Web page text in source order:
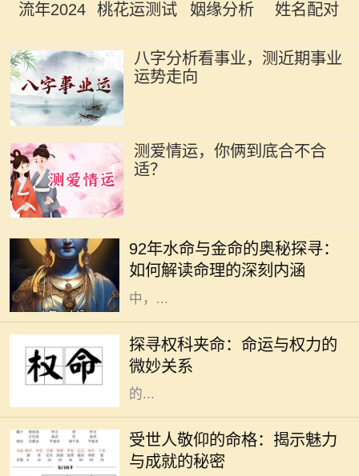
流年2024 桃花运测试 姻缘分析 姓名配对
八字分析看事业，测近期事业
运势走向
测爱情运，你俩到底合不合
适？
92年水命与金命的奥秘探寻：
如何解读命理的深刻内涵
出生的年份、月份、日子和时辰来确
定，其中水命与金命便是两种常见的
命理类型。尤其在1992年出生的人
中，...
探寻权科夹命：命运与权力的
微妙关系
在这个瞬息万变的社会中，“权”与
“命”常常交织在一起，成为人们生活
中不可分割的两部分。权科夹命是一
个不常被提及的概念，但其所蕴含
的...
受世人敬仰的命格：揭示魅力
与成就的秘密
在这个复杂多变的世界中，总有一些
人因为其独特的人格魅力和卓越的成
就而受到世人的敬仰。他们的命格似
乎与生俱来就散发着一种独特的光